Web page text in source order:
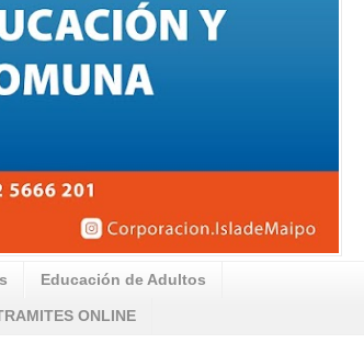
Educación de Adultos
ONLINE